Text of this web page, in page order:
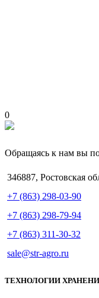
0
Обращаясь к нам вы
346887, Ростовская
+7 (863) 298-03-90
+7 (863) 298-79-94
+7 (863) 311-30-32
sale@str-agro.ru
ТЕХНОЛОГИИ